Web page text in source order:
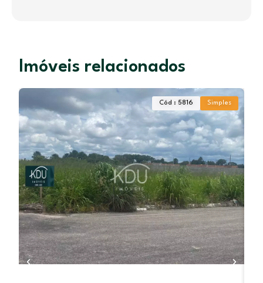
Imóveis relacionados
Cód : 5816 Simples